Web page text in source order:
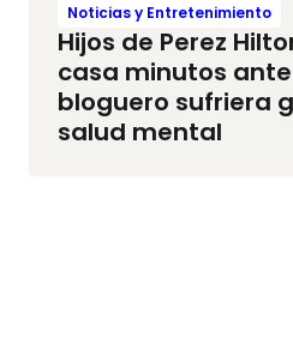
Noticias y Entretenimiento
Hijos de Perez
casa minutos
bloguero sufriera
salud mental